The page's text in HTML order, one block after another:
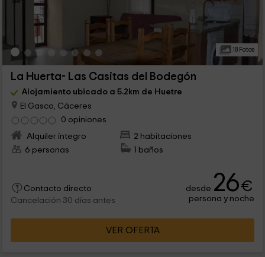
18 Fotos
La Huerta- Las Casitas del Bodegón
Alojamiento ubicado a 5.2km de Huetre
El Gasco, Cáceres
0 opiniones
Alquiler íntegro
2 habitaciones
6 personas
1 baños
Contacto directo
Cancelación 30 días antes
desde 26€
persona y noche
VER OFERTA